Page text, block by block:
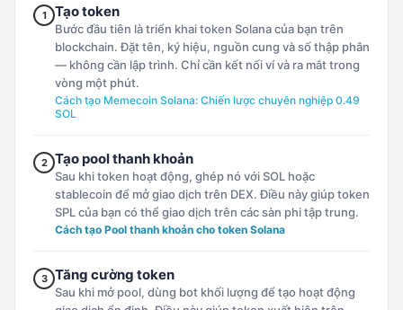
1 Tạo token
Bước đầu tiên là triển khai token Solana của bạn trên
blockchain. Đặt tên, ký hiệu, nguồn cung và số thập phân
— không cần lập trình. Chỉ cần kết nối ví và ra mắt trong
vòng một phút.
Cách tạo Memecoin Solana: Chiến lược chuyên nghiệp 0.49
SOL
2 Tạo pool thanh khoản
Sau khi token hoạt động, ghép nó với SOL hoặc
stablecoin để mở giao dịch trên DEX. Điều này giúp token
SPL của bạn có thể giao dịch trên các sàn phi tập trung.
Cách tạo Pool thanh khoản cho token Solana
3 Tăng cường token
Sau khi mở pool, dùng bot khối lượng để tạo hoạt động